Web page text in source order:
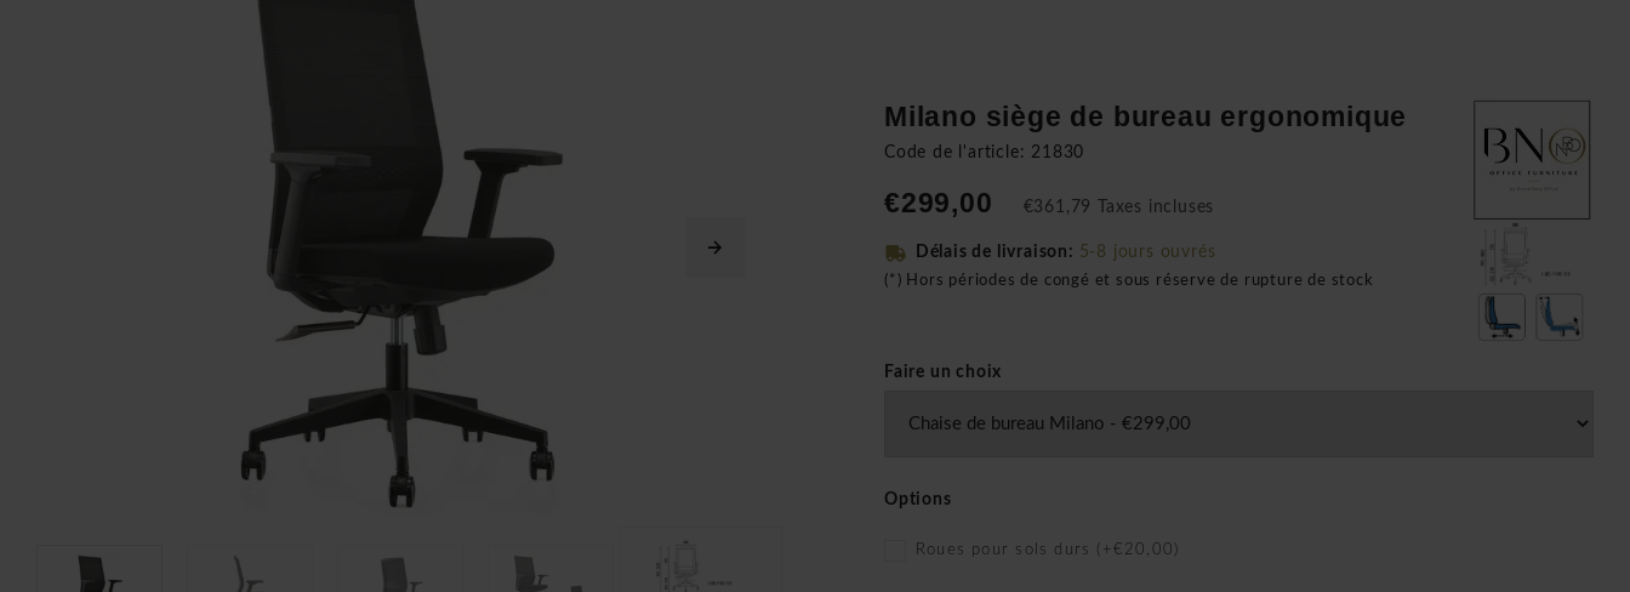
Milano siège de bureau ergonomique
Code de l'article: 21830
€299,00 €361,79 Taxes incluses
Délais de livraison: 5-8 jours ouvrés
(*) Hors périodes de congé et sous réserve de rupture de stock
Faire un choix
Options
Roues pour sols durs (+€20,00)